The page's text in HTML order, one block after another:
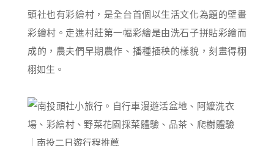
頭社也有彩繪村，是全台首個以生活文化為題的壁畫
彩繪村。走進村莊第一幅彩繪是由洗石子拼貼彩繪而
成的，農夫們早期農作、播種插秧的樣貌，刻畫得栩
栩如生。